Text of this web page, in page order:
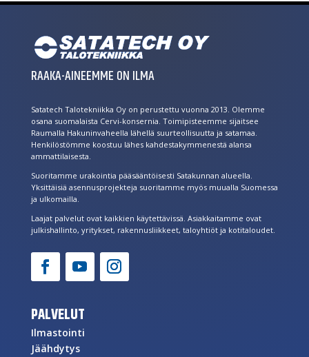
RAAKA-AINEEMME ON ILMA
Satatech Talotekniikka Oy on perustettu vuonna 2013. Olemme
osana suomalaista Cervi-konsernia. Toimipisteemme sijaitsee
Raumalla Hakuninvaheella lähellä suurteollisuutta ja satamaa.
Henkilöstömme koostuu lähes kahdestakymmenestä alansa
ammattilaisesta.
Suoritamme urakointia pääsääntöisesti Satakunnan alueella.
Yksittäisiä asennusprojekteja suoritamme myös muualla Suomessa
ja ulkomailla.
Laajat palvelut ovat kaikkien käytettävissä. Asiakkaitamme ovat
julkishallinto, yritykset, rakennusliikkeet, taloyhtiöt ja kotitaloudet.
PALVELUT
Ilmastointi
Jäähdytys